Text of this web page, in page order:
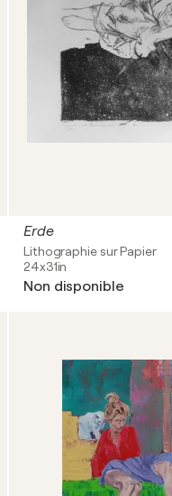
Erde
Lithographie sur Papier
24x31in
Non disponible